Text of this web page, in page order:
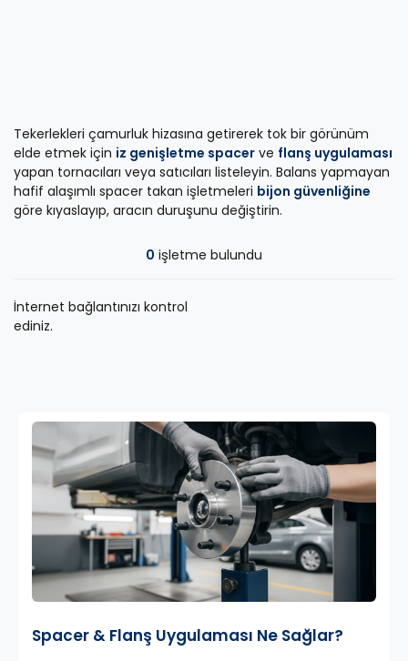
Tekerlekleri çamurluk hizasına getirerek tok bir görünüm
elde etmek için iz genişletme spacer ve flanş uygulaması
yapan tornacıları veya satıcıları listeleyin. Balans yapmayan
hafif alaşımlı spacer takan işletmeleri bijon güvenliğine
göre kıyaslayıp, aracın duruşunu değiştirin.
0 işletme bulundu
İnternet bağlantınızı kontrol
ediniz.
Spacer & Flanş Uygulaması Ne Sağlar?